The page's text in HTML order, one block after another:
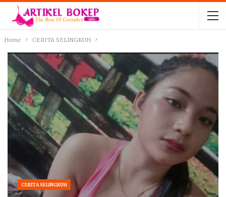
Home CERITA SELINGKUH
CERITA SELINGKUH